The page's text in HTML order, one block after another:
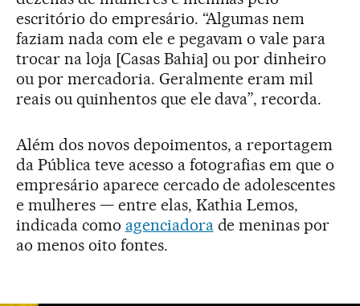
escritório do empresário. “Algumas nem
faziam nada com ele e pegavam o vale para
trocar na loja [Casas Bahia] ou por dinheiro
ou por mercadoria. Geralmente eram mil
reais ou quinhentos que ele dava”, recorda.
Além dos novos depoimentos, a reportagem
da Pública teve acesso a fotografias em que o
empresário aparece cercado de adolescentes
e mulheres — entre elas, Kathia Lemos,
indicada como agenciadorade meninas por
ao menos oito fontes.